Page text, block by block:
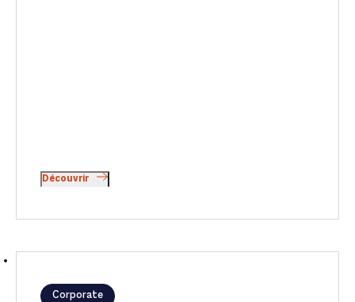
Découvrir
Corporate